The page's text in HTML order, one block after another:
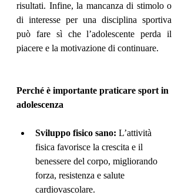
risultati. Infine, la mancanza di stimolo o
di interesse per una disciplina sportiva
può fare sì che l’adolescente perda il
piacere e la motivazione di continuare.
Perché è importante praticare sport in
adolescenza
Sviluppo fisico sano: L’attività
fisica favorisce la crescita e il
benessere del corpo, migliorando
forza, resistenza e salute
cardiovascolare.